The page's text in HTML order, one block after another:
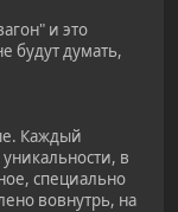
и это
будут думать,
Каждый
в
специально
вовнутрь, на